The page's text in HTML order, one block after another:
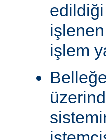
işlem